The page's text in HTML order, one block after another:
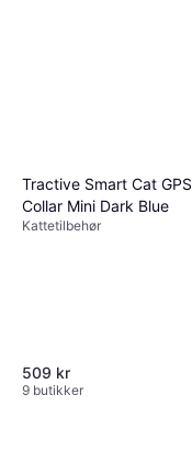
Tractive Smart Cat GPS
Collar Mini Dark Blue
Kattetilbehør
509 kr
9 butikker